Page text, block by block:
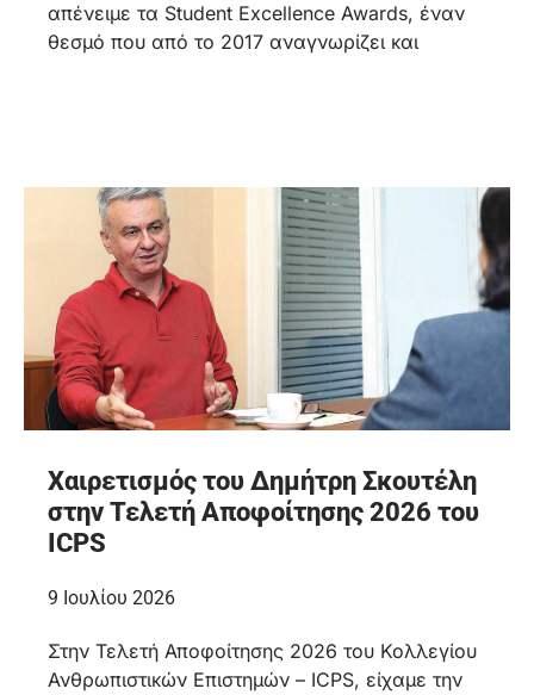
απένειμε τα Student Excellence Awards, έναν
θεσμό που από το 2017 αναγνωρίζει και
Χαιρετισμός του Δημήτρη Σκουτέλη
στην Τελετή Αποφοίτησης 2026 του
ICPS
9 Ιουλίου 2026
Στην Τελετή Αποφοίτησης 2026 του Κολλεγίου
Ανθρωπιστικών Επιστημών – ICPS, είχαμε την